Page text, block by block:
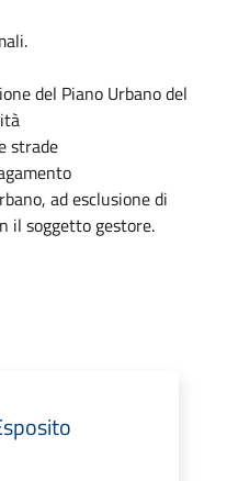
del Piano Urbano del
strade
ad esclusione di
il soggetto gestore.